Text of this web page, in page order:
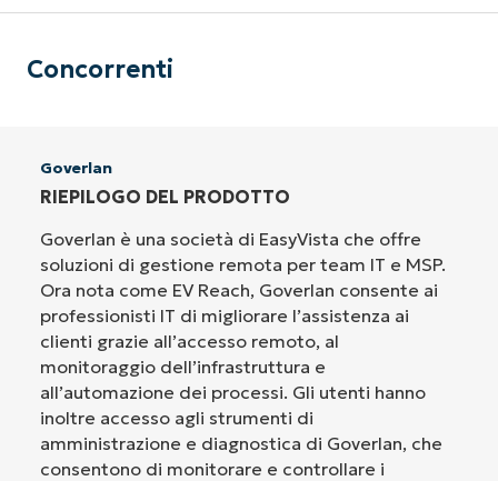
Concorrenti
Goverlan
RIEPILOGO DEL PRODOTTO
Goverlan è una società di EasyVista che offre
soluzioni di gestione remota per team IT e MSP.
Ora nota come EV Reach, Goverlan consente ai
professionisti IT di migliorare l’assistenza ai
clienti grazie all’accesso remoto, al
monitoraggio dell’infrastruttura e
all’automazione dei processi. Gli utenti hanno
inoltre accesso agli strumenti di
amministrazione e diagnostica di Goverlan, che
consentono di monitorare e controllare i